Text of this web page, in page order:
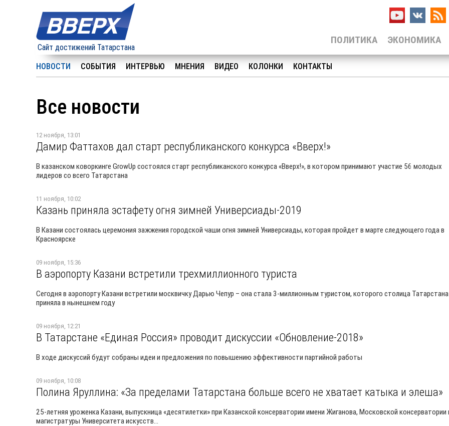
Сайт достижений Татарстана
ЭКОНОМИКА
ПОЛИТИКА
НОВОСТИ СОБЫТИЯ ИНТЕРВЬЮ МНЕНИЯ ВИДЕО КОЛОНКИ КОНТАКТЫ
Все новости
12 ноября, 13:01
Дамир Фаттахов дал старт республиканского конкурса «Вверх!»
В казанском коворкинге GrowUp состоялся старт республиканского конкурса «Вверх!», в котором принимают участие 56 молодых
лидеров со всего Татарстана
11 ноября, 10:02
Казань приняла эстафету огня зимней Универсиады-2019
В Казани состоялась церемония зажжения городской чаши огня зимней Универсиады, которая пройдет в марте следующего года в
Красноярске
09 ноября, 15:36
В аэропорту Казани встретили трехмиллионного туриста
Сегодня в аэропорту Казани встретили москвичку Дарью Чепур – она стала 3-миллионным туристом, которого столица Татарстана
приняла в нынешнем году
09 ноября, 12:21
В Татарстане «Единая Россия» проводит дискуссии «Обновление-2018»
В ходе дискуссий будут собраны идеи и предложения по повышению эффективности партийной работы
09 ноября, 10:08
Полина Яруллина: «За пределами Татарстана больше всего не хватает катыка и элеша»
25-летняя уроженка Казани, выпускница «десятилетки» при Казанской консерватории имени Жиганова, Московской консерватории
магистратуры Университета искусств...